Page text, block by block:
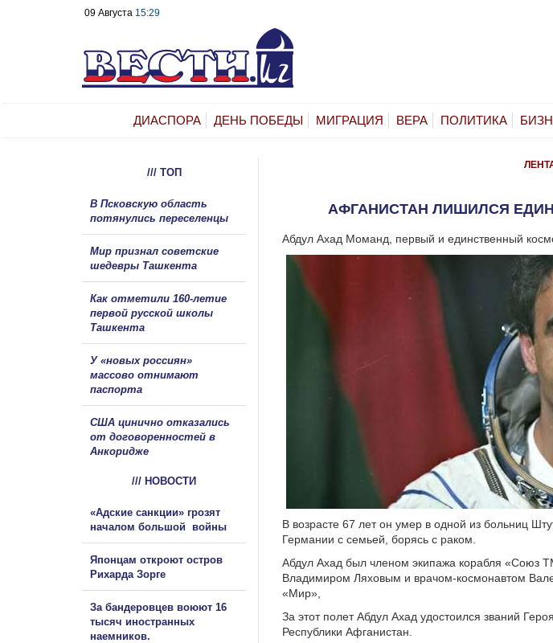
09 Августа 15:29
ДИАСПОРА ДЕНЬ ПОБЕДЫ МИГРАЦИЯ ВЕРА ПОЛИТИКА
АФГАНИСТАН ЛИШИЛСЯ
Абдул Ахад Моманд, первый и единственный
В возрасте 67 лет он умер в одной из больниц
Германии с семьей, борясь с раком.
Абдул Ахад был членом экипажа корабля «Союз
Владимиром Ляховым и врачом-космонавтом
«Мир»,
За этот полет Абдул Ахад удостоился званий
Республики Афганистан.
/// ТОП
В Псковскую область
потянулись переселенцы
Мир признал советские
шедевры Ташкента
Как отметили 160-летие
первой русской школы
Ташкента
У «новых россиян»
массово отнимают
паспорта
США цинично отказались
от договоренностей в
Анкоридже
/// НОВОСТИ
«Адские санкции» грозят
началом большой войны
Японцам откроют остров
Рихарда Зорге
За бандеровцев воюют 16
тысяч иностранных
наемников.